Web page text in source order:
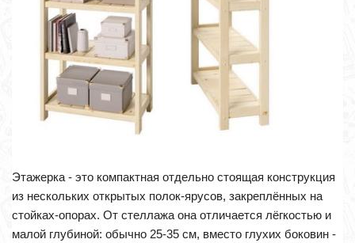
Этажерка - это компактная отдельно стоящая конструкция
из нескольких открытых полок-ярусов, закреплённых на
стойках-опорах. От стеллажа она отличается лёгкостью и
малой глубиной: обычно 25-35 см, вместо глухих боковин -